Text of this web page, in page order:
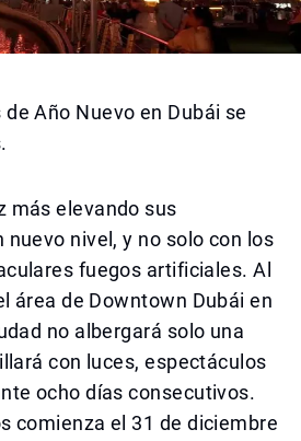
Año Nuevo en Dubái se
más elevando sus
nuevo nivel, y no solo con los
fuegos artificiales. Al
área de Downtown Dubái en
no albergará solo una
con luces, espectáculos
ocho días consecutivos.
comienza el 31 de diciembre